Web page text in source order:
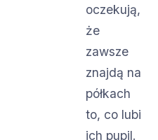
oczekują,
że
zawsze
znajdą na
półkach
to, co lubi
ich pupil.